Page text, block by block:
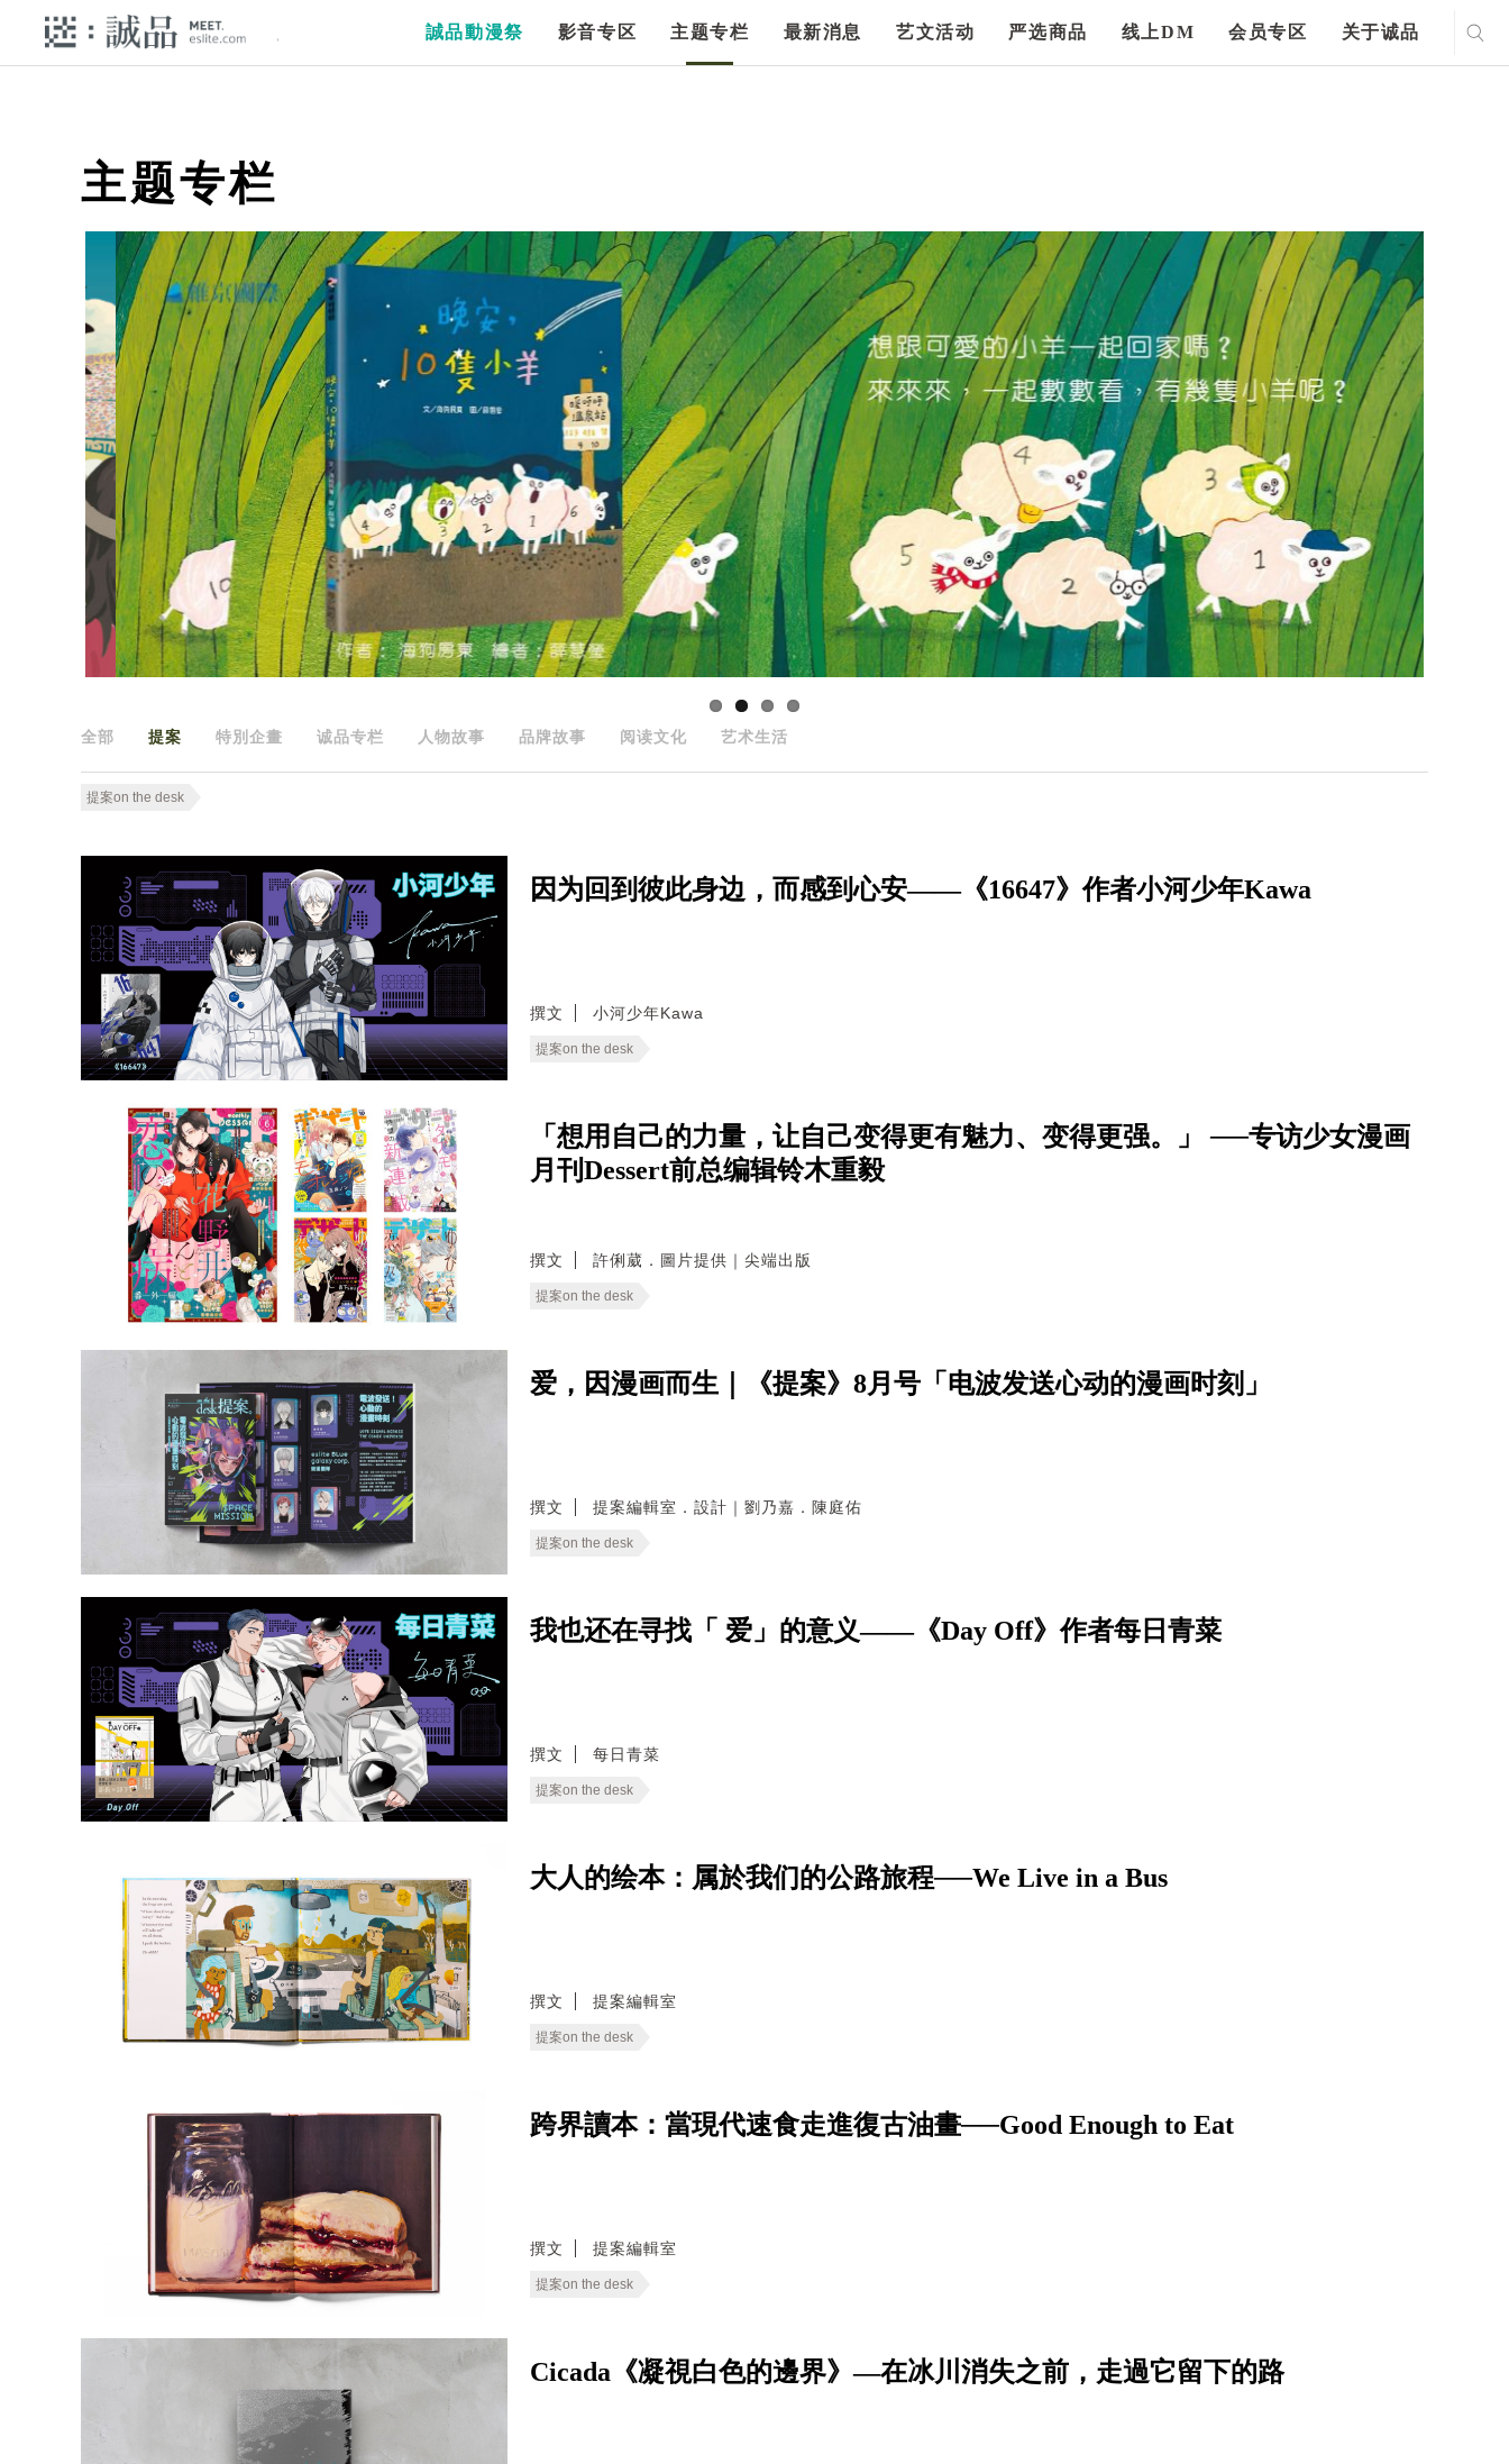
誠品動漫祭 影音专区 主题专栏 最新消息 艺文活动 严选商品 线上DM 会员专区 关于诚品
主题专栏
全部 提案 特別企畫 诚品专栏 人物故事 品牌故事 阅读文化 艺术生活
提案on the desk
因为回到彼此身边，而感到心安——《16647》作者小河少年Kawa
撰文 小河少年Kawa
提案on the desk
「想用自己的力量，让自己变得更有魅力、变得更强。」 ──专访少女漫画
月刊Dessert前总编辑铃木重毅
撰文 許俐葳．圖片提供｜尖端出版
提案on the desk
爱，因漫画而生｜《提案》8月号「电波发送心动的漫画时刻」
撰文 提案編輯室．設計｜劉乃嘉．陳庭佑
提案on the desk
我也还在寻找「 爱」的意义——《Day Off》作者每日青菜
撰文 每日青菜
提案on the desk
大人的绘本：属於我们的公路旅程──We Live in a Bus
撰文 提案編輯室
提案on the desk
跨界讀本：當現代速食走進復古油畫──Good Enough to Eat
撰文 提案編輯室
提案on the desk
Cicada《凝視白色的邊界》—在冰川消失之前，走過它留下的路